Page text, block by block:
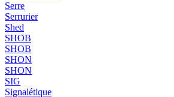
Serre
Serrurier
Shed
SHOB
SHOB
SHON
SHON
SIG
Signalétique